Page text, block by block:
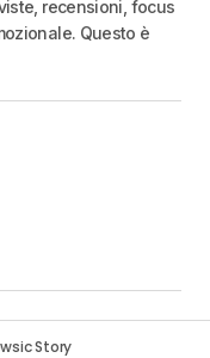
recensioni, focus
Questo è
Story